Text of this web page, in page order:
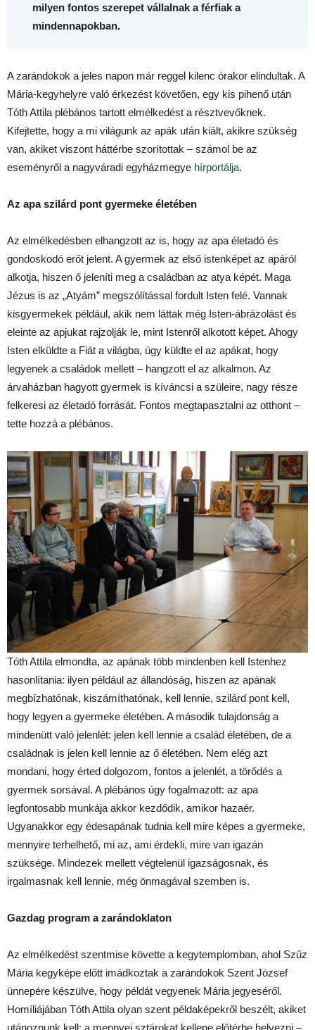
milyen fontos szerepet vállalnak a férfiak a
mindennapokban.
A zarándokok a jeles napon már reggel kilenc órakor elindultak. A
Mária-kegyhelyre való érkezést követően, egy kis pihenő után
Tóth Attila plébános tartott elmélkedést a résztvevőknek.
Kifejtette, hogy a mi világunk az apák után kiált, akikre szükség
van, akiket viszont háttérbe szorítottak – számol be az
eseményről a nagyváradi egyházmegye hírportálja.
Az apa szilárd pont gyermeke életében
Az elmélkedésben elhangzott az is, hogy az apa életadó és
gondoskodó erőt jelent. A gyermek az első istenképet az apáról
alkotja, hiszen ő jeleníti meg a családban az atya képét. Maga
Jézus is az „Atyám” megszólítással fordult Isten felé. Vannak
kisgyermekek például, akik nem láttak még Isten-ábrázolást és
eleinte az apjukat rajzolják le, mint Istenről alkotott képet. Ahogy
Isten elküldte a Fiát a világba, úgy küldte el az apákat, hogy
legyenek a családok mellett – hangzott el az alkalmon. Az
árvaházban hagyott gyermek is kíváncsi a szüleire, nagy része
felkeresi az életadó forrását. Fontos megtapasztalni az otthont –
tette hozzá a plébános.
Tóth Attila elmondta, az apának több mindenben kell Istenhez
hasonlítania: ilyen például az állandóság, hiszen az apának
megbízhatónak, kiszámíthatónak, kell lennie, szilárd pont kell,
hogy legyen a gyermeke életében. A második tulajdonság a
mindenütt való jelenlét: jelen kell lennie a család életében, de a
családnak is jelen kell lennie az ő életében. Nem elég azt
mondani, hogy érted dolgozom, fontos a jelenlét, a törődés a
gyermek sorsával. A plébános úgy fogalmazott: az apa
legfontosabb munkája akkor kezdődik, amikor hazaér.
Ugyanakkor egy édesapának tudnia kell mire képes a gyermeke,
mennyire terhelhető, mi az, ami érdekli, mire van igazán
szüksége. Mindezek mellett végtelenül igazságosnak, és
irgalmasnak kell lennie, még önmagával szemben is.
Gazdag program a zarándoklaton
Az elmélkedést szentmise követte a kegytemplomban, ahol Szűz
Mária kegyképe előtt imádkoztak a zarándokok Szent József
ünnepére készülve, hogy példát vegyenek Mária jegyeséről.
Homíliájában Tóth Attila olyan szent példaképekről beszélt, akiket
utánoznunk kell: a mennyei sztárokat kellene előtérbe helyezni –